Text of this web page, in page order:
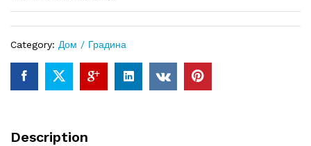
Category: Дом / Градина
Description